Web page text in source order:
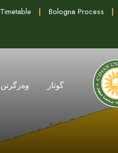
Timetable | Bologna Process
|
گوتار وەرگرتن